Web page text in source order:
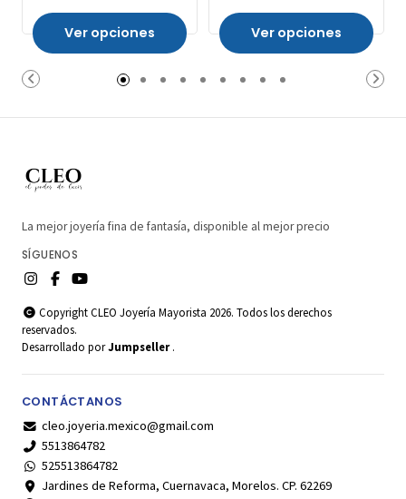
Ver opciones Ver opciones
La mejor joyería fina de fantasía, disponible al mejor precio
SÍGUENOS
Copyright CLEO Joyería Mayorista 2026. Todos los derechos
reservados.
Desarrollado porJumpseller .
CONTÁCTANOS
cleo.joyeria.mexico@gmail.com
5513864782
525513864782
Jardines de Reforma, Cuernavaca, Morelos. CP. 62269